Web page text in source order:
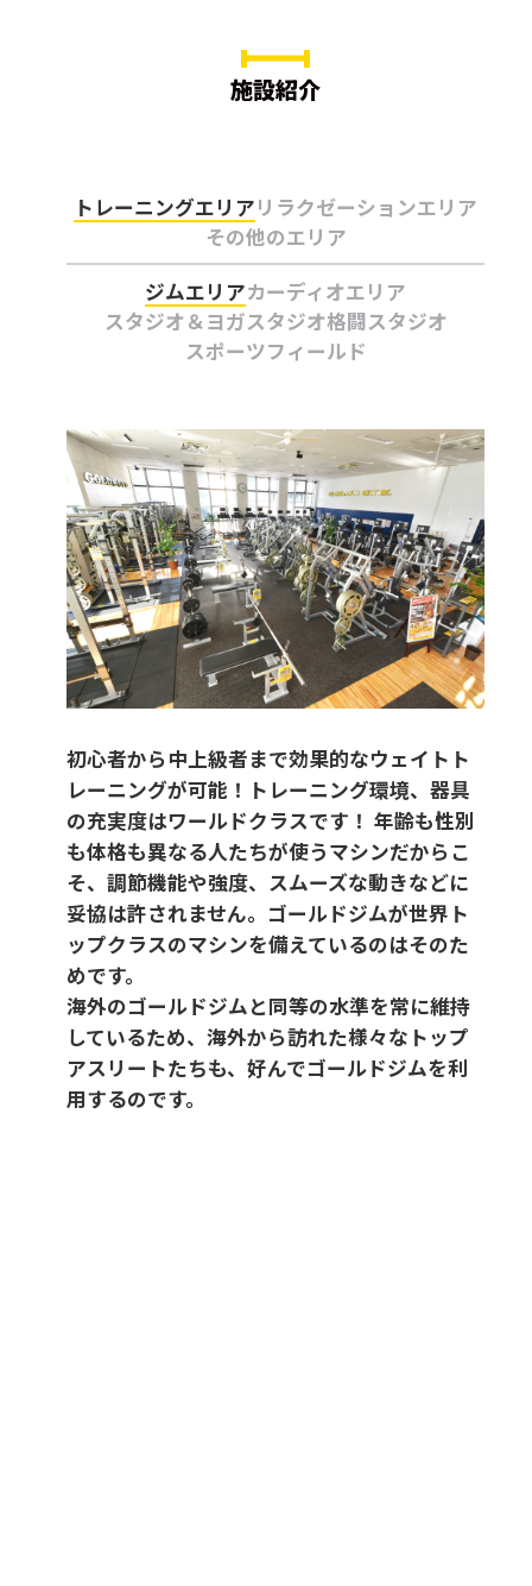
施設紹介
トレーニングエリアリラクゼーションエリア
その他のエリア
ジムエリアカーディオエリア
スタジオ＆ヨガスタジオ格闘スタジオ
スポーツフィールド
初心者から中上級者まで効果的なウェイトト
レーニングが可能！トレーニング環境、器具
の充実度はワールドクラスです！ 年齢も性別
も体格も異なる人たちが使うマシンだからこ
そ、調節機能や強度、スムーズな動きなどに
妥協は許されません。ゴールドジムが世界ト
ップクラスのマシンを備えているのはそのた
めです。
海外のゴールドジムと同等の水準を常に維持
しているため、海外から訪れた様々なトップ
アスリートたちも、好んでゴールドジムを利
用するのです。